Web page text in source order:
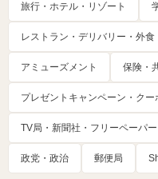
旅行・ホテル・リゾート
レストラン・デリバリー・外食
アミューズメント 保険・
プレゼントキャンペーン・クー
TV局・新聞社・フリーペーパ
政党・政治 郵便局